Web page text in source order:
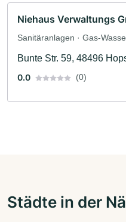
Niehaus Verwaltungs
Sanitäranlagen · Gas-
Bunte Str. 59, 48496
0.0
(0)
Städte in der